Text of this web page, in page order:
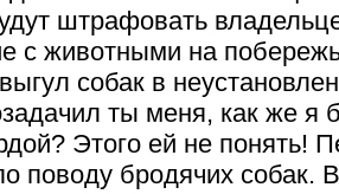
штрафовать
с животными на
собак в
ты меня, как же я
Этого ей не понять!
поводу бродячих собак.